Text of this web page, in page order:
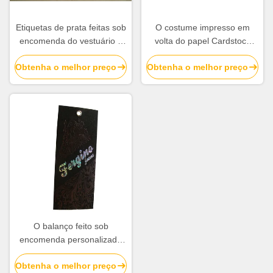
Etiquetas de prata feitas sob
encomenda do vestuário e
balanço plástico Hang Tags
Manufacturers das etiquetas
Obtenha o melhor preço
O costume impresso em
volta do papel Cardstock
etiqueta o logotipo de Matt
Lamination Emboss Gold
Foil
Obtenha o melhor preço
O balanço feito sob
encomenda personalizado
do papel do preto do traje
etiqueta o logotipo
Obtenha o melhor preço